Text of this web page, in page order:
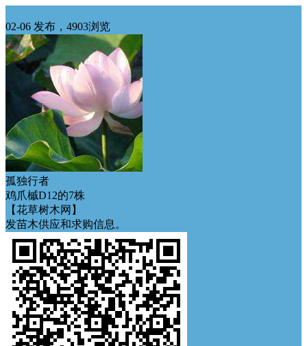
02-06 发布，4903浏览
孤独行者
鸡爪槭D12的7株
【花草树木网】
发苗木供应和求购信息。